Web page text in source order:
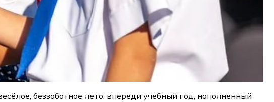
беззаботное лето, впереди учебный год, наполненный